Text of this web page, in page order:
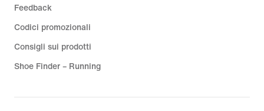
Feedback
Codici promozionali
Consigli sui prodotti
Shoe Finder – Running